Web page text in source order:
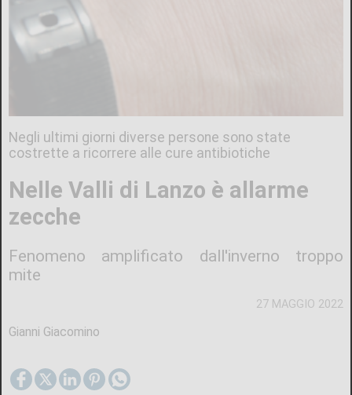
27 MAGGIO 2022
Negli ultimi giorni diverse persone sono state
costrette a ricorrere alle cure antibiotiche
Nelle Valli di Lanzo è allarme
zecche
Fenomeno amplificato dall'inverno troppo
mite
Gianni Giacomino